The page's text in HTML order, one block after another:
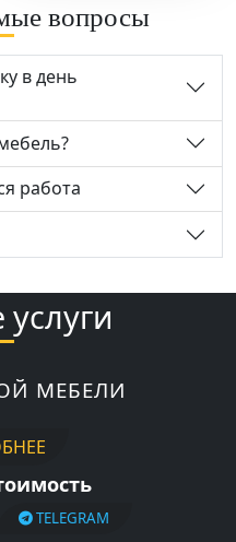
вопросы
в день
работа
МЕБЕЛИ
TELEGRAM